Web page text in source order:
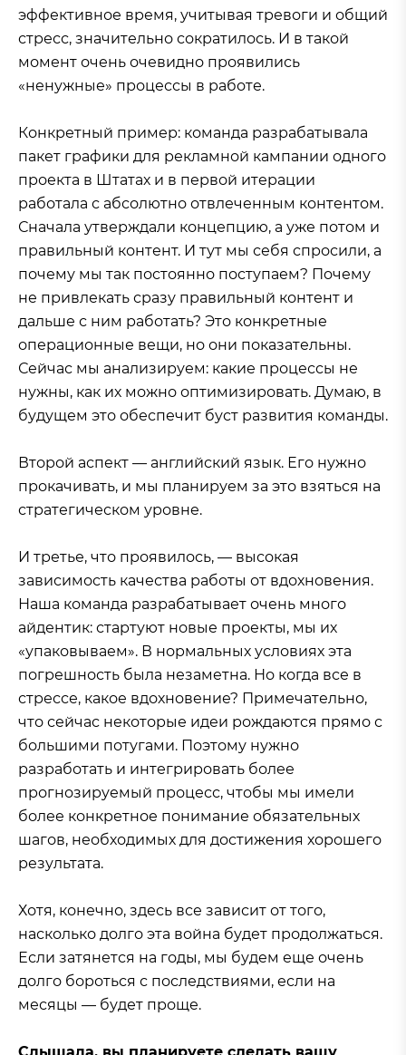
эффективное время, учитывая тревоги и общий
стресс, значительно сократилось. И в такой
момент очень очевидно проявились
«ненужные» процессы в работе.
Конкретный пример: команда разрабатывала
пакет графики для рекламной кампании одного
проекта в Штатах и в первой итерации
работала с абсолютно отвлеченным контентом.
Сначала утверждали концепцию, а уже потом и
правильный контент. И тут мы себя спросили, а
почему мы так постоянно поступаем? Почему
не привлекать сразу правильный контент и
дальше с ним работать? Это конкретные
операционные вещи, но они показательны.
Сейчас мы анализируем: какие процессы не
нужны, как их можно оптимизировать. Думаю, в
будущем это обеспечит буст развития команды.
Второй аспект — английский язык. Его нужно
прокачивать, и мы планируем за это взяться на
стратегическом уровне.
И третье, что проявилось, — высокая
зависимость качества работы от вдохновения.
Наша команда разрабатывает очень много
айдентик: стартуют новые проекты, мы их
«упаковываем». В нормальных условиях эта
погрешность была незаметна. Но когда все в
стрессе, какое вдохновение? Примечательно,
что сейчас некоторые идеи рождаются прямо с
большими потугами. Поэтому нужно
разработать и интегрировать более
прогнозируемый процесс, чтобы мы имели
более конкретное понимание обязательных
шагов, необходимых для достижения хорошего
результата.
Хотя, конечно, здесь все зависит от того,
насколько долго эта война будет продолжаться.
Если затянется на годы, мы будем еще очень
долго бороться с последствиями, если на
месяцы — будет проще.
Слышала, вы планируете сделать вашу